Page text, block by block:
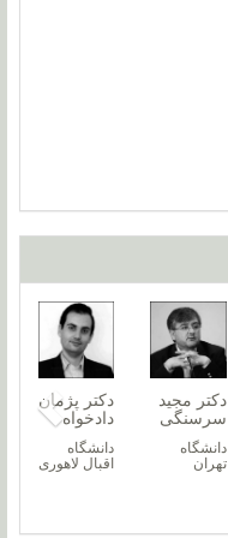
دکتر پژمان
دادخواه
دانشگاه
اقبال لاهوری
دکتر مجید
سرسنگی
دانشگاه
تهران